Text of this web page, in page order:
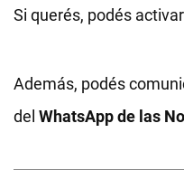
Si querés, podés
Además, podés
del WhatsApp de las